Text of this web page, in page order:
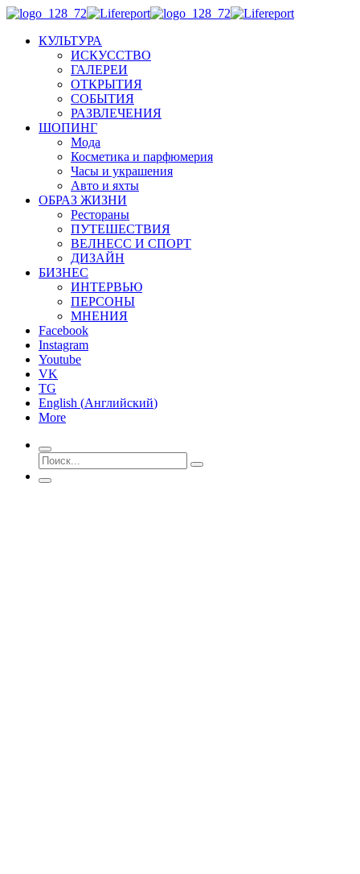
КУЛЬТУРА
ИСКУССТВО
ГАЛЕРЕИ
ОТКРЫТИЯ
СОБЫТИЯ
РАЗВЛЕЧЕНИЯ
ШОПИНГ
Мода
Косметика и парфюмерия
Часы и украшения
Авто и яхты
ОБРАЗ ЖИЗНИ
Рестораны
ПУТЕШЕСТВИЯ
ВЕЛНЕСС И СПОРТ
ДИЗАЙН
БИЗНЕС
ИНТЕРВЬЮ
ПЕРСОНЫ
МНЕНИЯ
Facebook
Instagram
Youtube
VK
TG
English (Английский)
More